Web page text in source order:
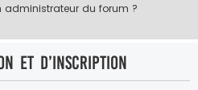
du forum ?
et d’inscription